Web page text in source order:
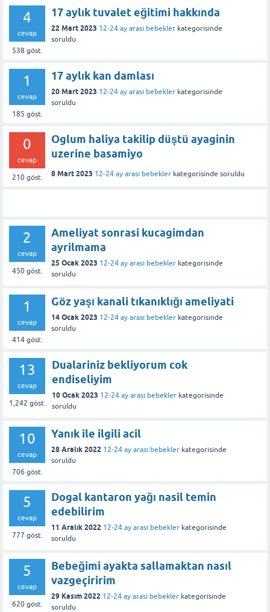
4
cevap
538 göst.
17 aylık tuvalet eğitimi hakkında
22 Mart 2023 12-24 ay arası bebekler kategorisinde
soruldu
1
cevap
185 göst.
17 aylık kan damlası
20 Mart 2023 12-24 ay arası bebekler kategorisinde
soruldu
0
cevap
210göst.
Oglum haliya takilip düştü ayaginin
uzerine basamiyo
8 Mart 2023 12-24 ay arası bebekler kategorisinde soruldu
2
cevap
450göst.
Ameliyat sonrasi kucagimdan
ayrilmama
25 Ocak 2023 12-24 ay arası bebekler kategorisinde
soruldu
1
cevap
414göst.
Göz yaşı kanali tıkanıklığı ameliyati
14 Ocak 2023 12-24 ay arası bebekler kategorisinde
soruldu
13
cevap
1,242 göst.
Dualariniz bekliyorum cok
endiseliyim
10 Ocak 2023 12-24 ay arası bebekler kategorisinde
soruldu
10
cevap
706 göst.
Yanık ile ilgili acil
28 Aralık 2022 12-24 ay arası bebekler kategorisinde
soruldu
5
cevap
777 göst.
Dogal kantaron yağı nasil temin
edebilirim
11 Aralık 2022 12-24 ay arası bebekler kategorisinde
soruldu
5
cevap
620göst.
Bebeğimi ayakta sallamaktan nasıl
vazgeçiririm
29 Kasım 2022 12-24 ay arası bebekler kategorisinde
soruldu